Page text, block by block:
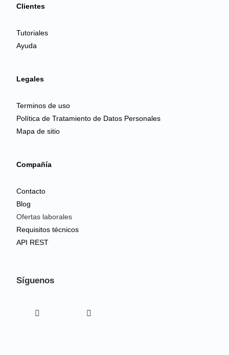
Clientes
Tutoriales
Ayuda
Legales
Terminos de uso
Política de Tratamiento de Datos Personales
Mapa de sitio
Compañía
Contacto
Blog
Ofertas laborales
Requisitos técnicos
API REST
Síguenos